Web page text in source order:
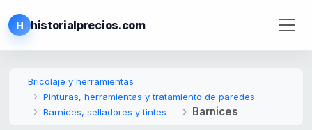
H historialprecios.com
Bricolaje y herramientas
Pinturas, herramientas y tratamiento de paredes
Barnices, selladores y tintes
Barnices